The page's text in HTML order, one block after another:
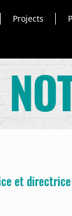
Projects
et